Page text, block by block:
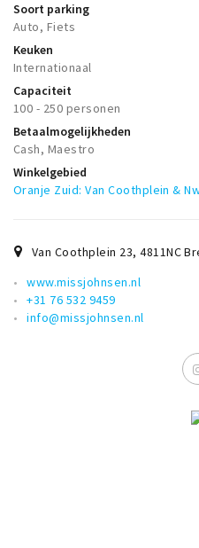
Drinken
Slapen
Recreatief
Winkels
Winkelgebieden
Deals
Parkeren
Soort parking
Auto, Fiets
Keuken
Internationaal
Capaciteit
100 - 250 personen
Betaalmogelijkheden
Cash, Maestro
Winkelgebied
Oranje Zuid: Van Coothplein &
Van Coothplein 23,4811NC
www.missjohnsen.nl
+31 76 532 9459
info@missjohnsen.nl